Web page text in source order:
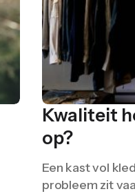
Kwaliteit
op?
Een kast vol
probleem zit